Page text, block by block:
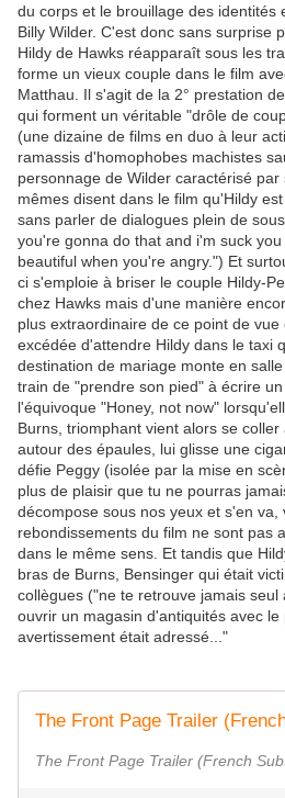
du corps et le brouillage des
Billy Wilder. C'est donc sans surprise
Hildy de Hawks réapparaît sous les
forme un vieux couple dans le film
Matthau. Il s'agit de la 2° prestation
qui forment un véritable "drôle de
(une dizaine de films en duo à leur
ramassis d'homophobes machistes
personnage de Wilder caractérisé
mêmes disent dans le film qu'Hildy
sans parler de dialogues plein de
you're gonna do that and i'm suck
beautiful when you're angry.") Et
ci s'emploie à briser le couple Hildy-
chez Hawks mais d'une manière
plus extraordinaire de ce point de vue
excédée d'attendre Hildy dans le taxi
destination de mariage monte en
train de "prendre son pied" à écrire
l'équivoque "Honey, not now"
Burns, triomphant vient alors se
autour des épaules, lui glisse une
défie Peggy (isolée par la mise en
plus de plaisir que tu ne pourras
décompose sous nos yeux et s'en va,
rebondissements du film ne sont pas
dans le même sens. Et tandis que
bras de Burns, Bensinger qui était
collègues ("ne te retrouve jamais seul
ouvrir un magasin d'antiquités avec
avertissement était adressé..."
The Front Page Trailer
The Front Page Trailer (French